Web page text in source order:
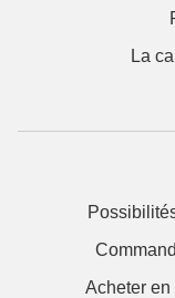
La
Acheter